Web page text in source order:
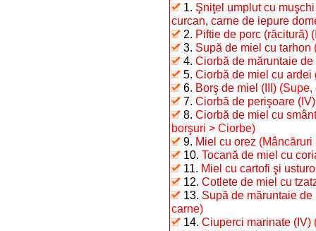
1. Şniţel umplut cu
curcan, carne de iepure
2. Piftie de porc (răcitură)
3. Supă de miel cu tarhon
4. Ciorbă de măruntaie de
5. Ciorbă de miel cu ardei
6. Borş de miel (III) (Supe,
7. Ciorbă de perişoare (IV)
8. Ciorbă de miel cu
borşuri > Ciorbe)
9. Miel cu orez (Mâncăruri
10. Tocană de miel cu
11. Miel cu cartofi şi
12. Cotlete de miel cu
13. Supă de măruntaie de
carne)
14. Ciuperci marinate (IV)